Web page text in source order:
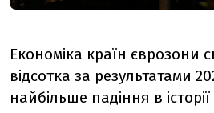
Економіка країн єврозони
відсотка за результатами
найбільше падіння в